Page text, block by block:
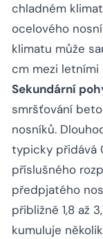
chladném
ocelového
klimatu může
cm mezi letními
Sekundární
smršťování
nosníků.
typicky přidává
příslušného
předpjatého
přibližně 1,8 až
kumuluje